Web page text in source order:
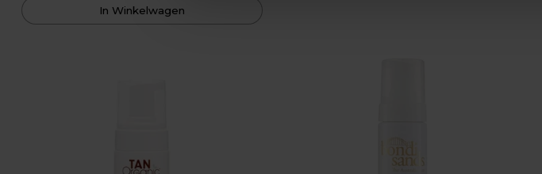
In Winkelwagen